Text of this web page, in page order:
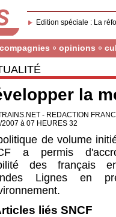
Edition spéciale : La
compagnies opinions
la
- REDACTION
2007 à 07 HEURES 32
de volume
a permis
des français
Lignes en
liés SNCF